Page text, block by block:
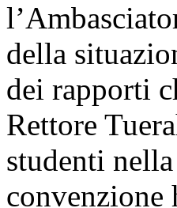
della
dei rapporti
Rettore
studenti
convenzione